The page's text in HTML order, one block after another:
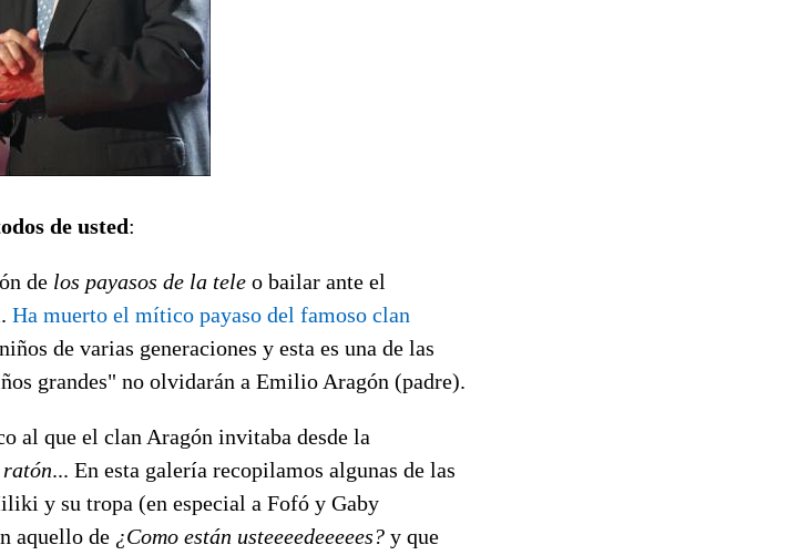
de usted:
de los payasos de la tele o bailar ante el
Ha muerto el mítico payaso del famoso clan
de varias generaciones y esta es una de las
grandes" no olvidarán a Emilio Aragón (padre).
al que el clan Aragón invitaba desde la
... En esta galería recopilamos algunas de las
y su tropa (en especial a Fofó y Gaby
aquello de ¿Como están usteeeedeeeees? y que